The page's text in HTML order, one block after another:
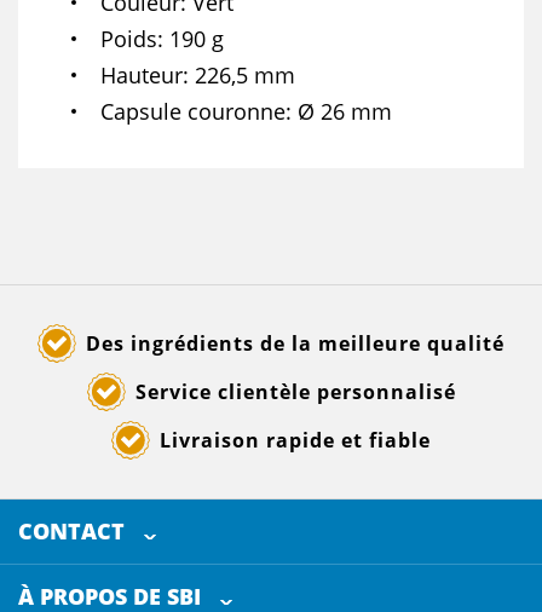
Poids 190 g
Hauteur 226,5 mm
Capsule couronne Ø 26 mm
Des ingrédients de la meilleure qualité
Service clientèle personnalisé
Livraison rapide et fiable
CONTACT
SELECTED BREWING INGREDIENTS
Doornhoek 3880
À PROPOS DE SBI